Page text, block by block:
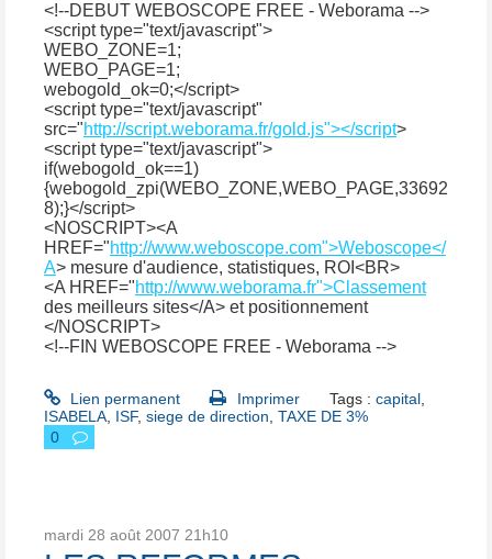
<!--DEBUT WEBOSCOPE FREE - Weborama -->
<script type="text/javascript">
WEBO_ZONE=1;
WEBO_PAGE=1;
webogold_ok=0;</script>
<script type="text/javascript"
src="http://script.weborama.fr/gold.js"></script>
<script type="text/javascript">
if(webogold_ok==1)
{webogold_zpi(WEBO_ZONE,WEBO_PAGE,33692
8);}</script>
<NOSCRIPT><A
HREF="http://www.weboscope.com">Weboscope</
A> mesure d'audience, statistiques, ROI<BR>
<A HREF="http://www.weborama.fr">Classement
des meilleurs sites</A> et positionnement
</NOSCRIPT>
<!--FIN WEBOSCOPE FREE - Weborama -->
Lien permanent Imprimer Tags : capital,
ISABELA ISF, siege de direction TAXE DE 3%
0
mardi 28 août 2007 21h10